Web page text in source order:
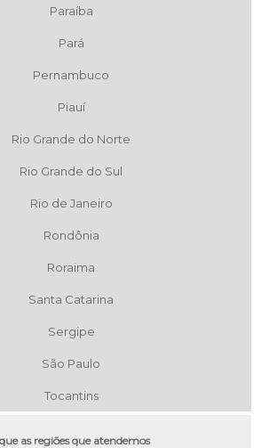
Paraíba
Pará
Pernambuco
Piauí
Rio Grande do Norte
Rio Grande do Sul
Rio de Janeiro
Rondônia
Roraima
Santa Catarina
Sergipe
São Paulo
Tocantins
as regiões que atendemos